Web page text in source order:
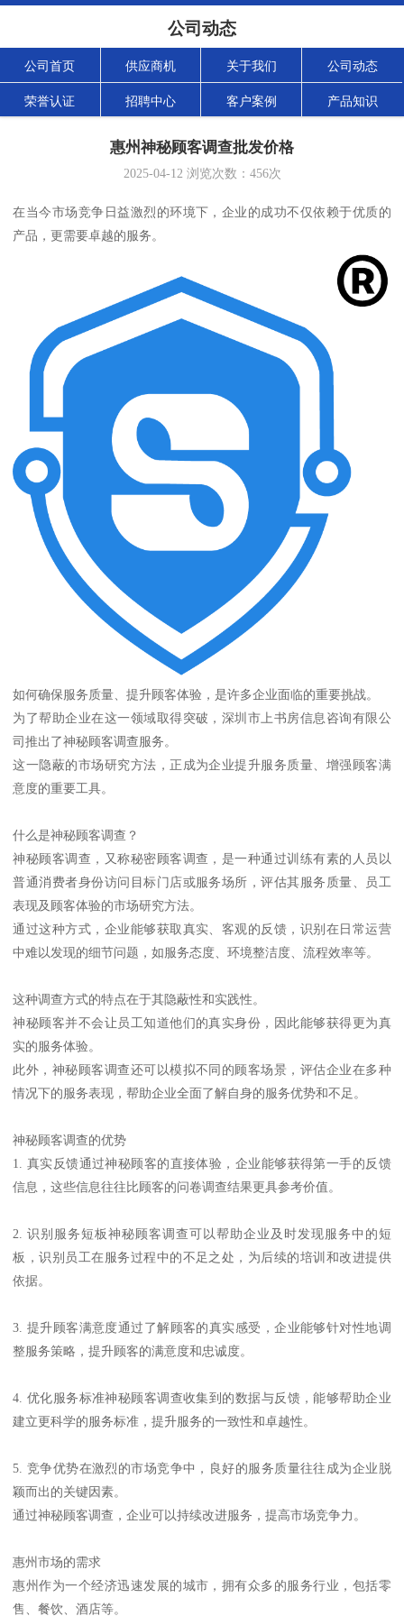
公司动态
公司首页 供应商机 关于我们 公司动态
荣誉认证 招聘中心 客户案例 产品知识
惠州神秘顾客调查批发价格
2025-04-12浏览次数： 456次
在当今市场竞争日益激烈的环境下，企业的成功不仅依赖于优质的
产品，更需要卓越的服务。
如何确保服务质量、提升顾客体验，是许多企业面临的重要挑战。
为了帮助企业在这一领域取得突破，深圳市上书房信息咨询有限公
司推出了神秘顾客调查服务。
这一隐蔽的市场研究方法，正成为企业提升服务质量、增强顾客满
意度的重要工具。
什么是神秘顾客调查？
神秘顾客调查，又称秘密顾客调查，是一种通过训练有素的人员以
普通消费者身份访问目标门店或服务场所，评估其服务质量、员工
表现及顾客体验的市场研究方法。
通过这种方式，企业能够获取真实、客观的反馈，识别在日常运营
中难以发现的细节问题，如服务态度、环境整洁度、流程效率等。
这种调查方式的特点在于其隐蔽性和实践性。
神秘顾客并不会让员工知道他们的真实身份，因此能够获得更为真
实的服务体验。
此外，神秘顾客调查还可以模拟不同的顾客场景，评估企业在多种
情况下的服务表现，帮助企业全面了解自身的服务优势和不足。
神秘顾客调查的优势
1. 真实反馈通过神秘顾客的直接体验，企业能够获得第一手的反馈
信息，这些信息往往比顾客的问卷调查结果更具参考价值。
2. 识别服务短板神秘顾客调查可以帮助企业及时发现服务中的短
板，识别员工在服务过程中的不足之处，为后续的培训和改进提供
依据。
3. 提升顾客满意度通过了解顾客的真实感受，企业能够针对性地调
整服务策略，提升顾客的满意度和忠诚度。
4. 优化服务标准神秘顾客调查收集到的数据与反馈，能够帮助企业
建立更科学的服务标准，提升服务的一致性和卓越性。
5. 竞争优势在激烈的市场竞争中，良好的服务质量往往成为企业脱
颖而出的关键因素。
通过神秘顾客调查，企业可以持续改进服务，提高市场竞争力。
惠州市场的需求
惠州作为一个经济迅速发展的城市，拥有众多的服务行业，包括零
售、餐饮、酒店等。